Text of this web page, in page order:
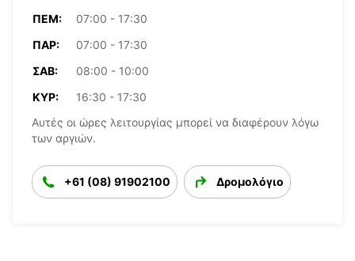
ΠΈΜ:
07:00 - 17:30
ΠΑΡ:
07:00 - 17:30
ΣΆΒ:
08:00 - 10:00
ΚΥΡ:
16:30 - 17:30
Αυτές οι ώρες λειτουργίας μπορεί να διαφέρουν λόγω
των αργιών.
+61 (08) 91902100 Δρομολόγιο